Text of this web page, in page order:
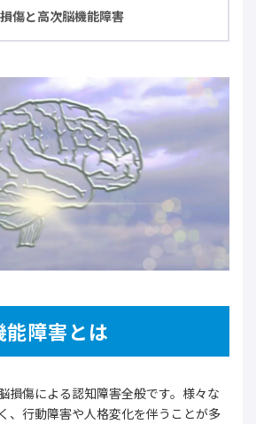
傷と高次脳機能障害
障害とは
損傷による認知障害全般です。様々な
、行動障害や人格変化を伴うことが多